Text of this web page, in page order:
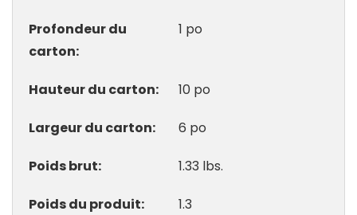
Profondeur du
carton
1 po
Hauteur du carton 10 po
Largeur du carton 6 po
Poids brut 1.33 lbs.
Poids du produit 1.3